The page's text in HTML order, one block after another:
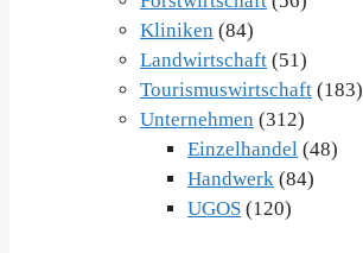
Kliniken (84)
Landwirtschaft (51)
Tourismuswirtschaft (183)
Unternehmen (312)
Einzelhandel (48)
Handwerk (84)
UGOS (120)